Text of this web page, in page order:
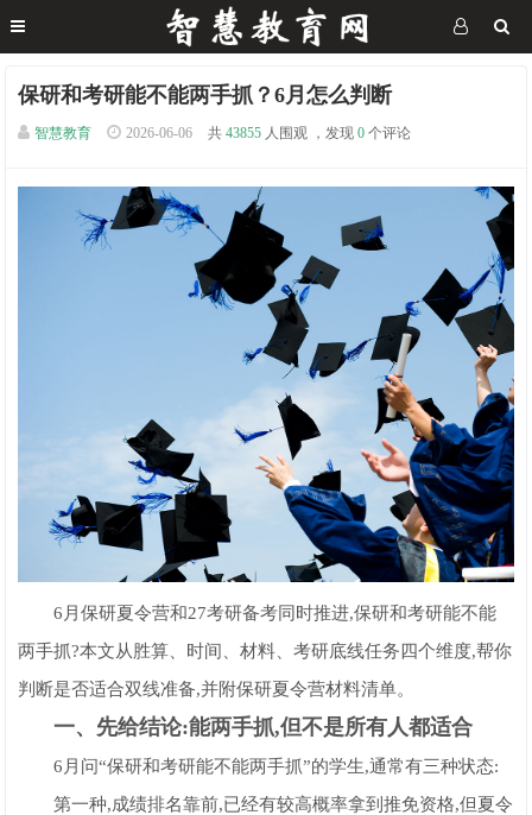
保研和考研能不能两手抓？6月怎么判断
智慧教育 2026-06-06 共 43855 人围观 ，发现 0 个评论
6月保研夏令营和27考研备考同时推进,保研和考研能不能
两手抓?本文从胜算、时间、材料、考研底线任务四个维度,帮你
判断是否适合双线准备,并附保研夏令营材料清单。
一、 先给结论:能两手抓,但不是所有人都适合
6月问“保研和考研能不能两手抓”的学生,通常有三种状态:
第一种,成绩排名靠前,已经有较高概率拿到推免资格,但夏令